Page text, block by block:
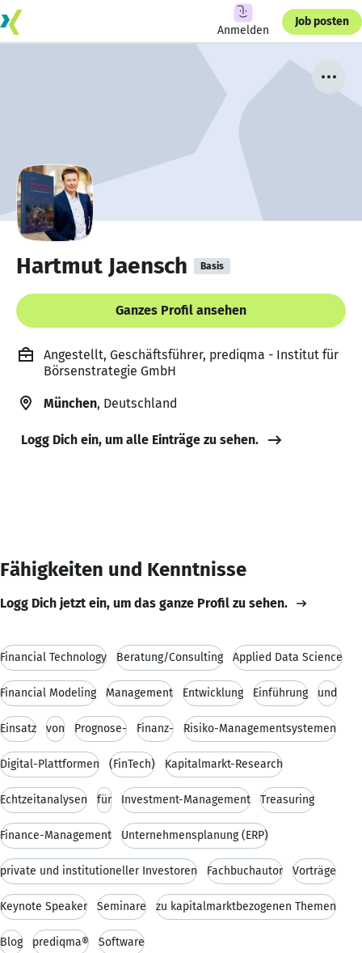
Anmelden
Job posten
Hartmut Jaensch Basis
Ganzes Profil ansehen
Angestellt, Geschäftsführer, prediqma - Institut für
Börsenstrategie GmbH
München, Deutschland
Logg Dich ein, um alle Einträge zu sehen.
Fähigkeiten und Kenntnisse
Logg Dich jetzt ein, um das ganze Profil zu sehen.
Financial Technology Beratung/Consulting Applied Data Science
Financial Modeling Management Entwicklung Einführung und
Einsatz von Prognose- Finanz- Risiko-Managementsystemen
Digital-Plattformen (FinTech) Kapitalmarkt-Research
Echtzeitanalysen für Investment-Management Treasuring
Finance-Management Unternehmensplanung (ERP)
private und institutioneller Investoren Fachbuchautor Vorträge
Keynote Speaker Seminare zu kapitalmarktbezogenen Themen
Blog prediqma® Software